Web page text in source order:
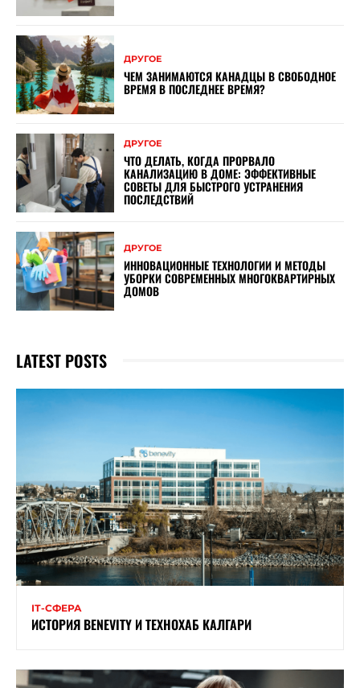
ДРУГОЕ
ЧЕМ ЗАНИМАЮТСЯ КАНАДЦЫ В СВОБОДНОЕ
ВРЕМЯ В ПОСЛЕДНЕЕ ВРЕМЯ?
ДРУГОЕ
ЧТО ДЕЛАТЬ, КОГДА ПРОРВАЛО
КАНАЛИЗАЦИЮ В ДОМЕ: ЭФФЕКТИВНЫЕ
СОВЕТЫ ДЛЯ БЫСТРОГО УСТРАНЕНИЯ
ПОСЛЕДСТВИЙ
ДРУГОЕ
ИННОВАЦИОННЫЕ ТЕХНОЛОГИИ И МЕТОДЫ
УБОРКИ СОВРЕМЕННЫХ МНОГОКВАРТИРНЫХ
ДОМОВ
LATEST POSTS
ІТ-СФЕРА
ИСТОРИЯ BENEVITY И ТЕХНОХАБ КАЛГАРИ